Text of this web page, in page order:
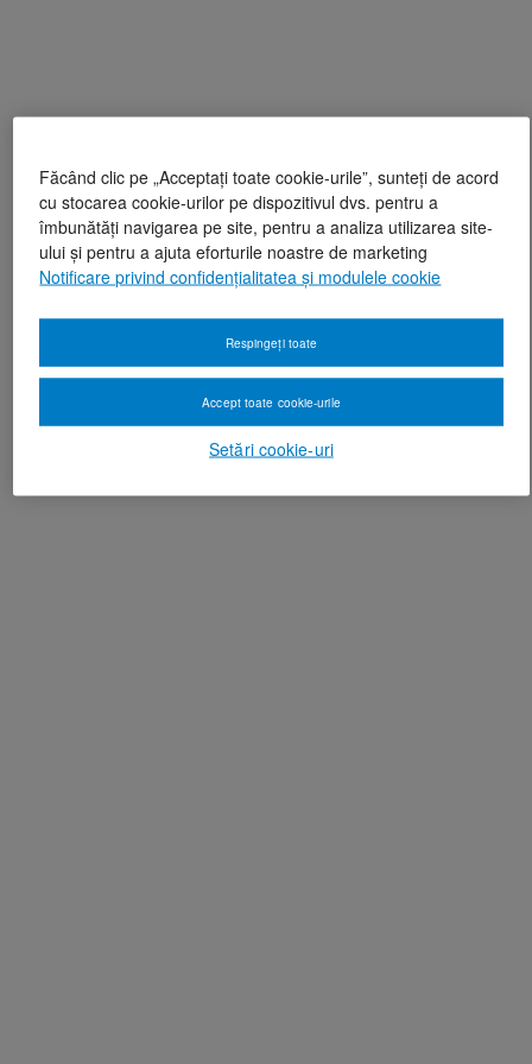
Făcând clic pe „Acceptați toate cookie-urile”, sunteți de acord
cu stocarea cookie-urilor pe dispozitivul dvs. pentru a
îmbunătăți navigarea pe site, pentru a analiza utilizarea site-
ului și pentru a ajuta eforturile noastre de marketing
Notificare privind confidențialitatea și modulele cookie
Setări cookie-uri
Respingeți toate
Accept toate cookie-urile